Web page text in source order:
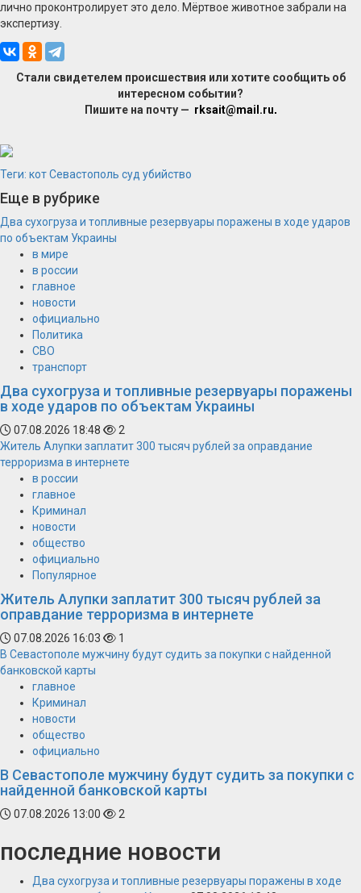
лично проконтролирует это дело. Мёртвое животное забрали на
экспертизу.
Стали свидетелем происшествия или хотите сообщить об
интересном событии?
Пишите на почту — rksait@mail.ru.
Теги: котСевастополь суд убийство
Еще в рубрике
Два сухогруза и топливные резервуары поражены в ходе ударов
по объектам Украины
в мире
в россии
главное
новости
официально
Политика
СВО
транспорт
Два сухогруза и топливные резервуары поражены
в ходе ударов по объектам Украины
07.08.2026 18:48
2
Житель Алупки заплатит 300 тысяч рублей за оправдание
терроризма в интернете
в россии
главное
Криминал
новости
общество
официально
Популярное
Житель Алупки заплатит 300 тысяч рублей за
оправдание терроризма в интернете
07.08.2026 16:03
1
В Севастополе мужчину будут судить за покупки с найденной
банковской карты
главное
Криминал
новости
общество
официально
В Севастополе мужчину будут судить за покупки с
найденной банковской карты
07.08.2026 13:00 2
последние новости
Два сухогруза и топливные резервуары поражены в ходе